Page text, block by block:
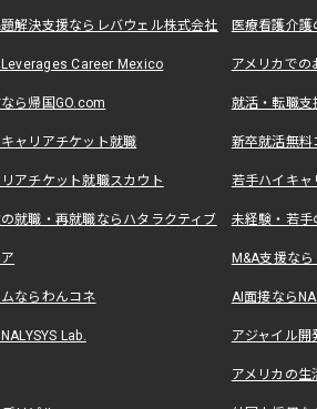
解決支援ならレバウェル株式会社 医療看護介
Career Mexico アメリカで
ら帰国GO.com 就活・転職
ャリアチケット就職 新卒就活無料
アチケット就職スカウト 若手ハイキ
就職・再就職ならハタラクティブ 未経験・若手
M&A支援な
ならわんコネ AI面接なら
Lab. アジャイル
アメリカの